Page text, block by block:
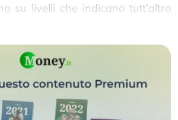
su livelli che indicano tutt’altro